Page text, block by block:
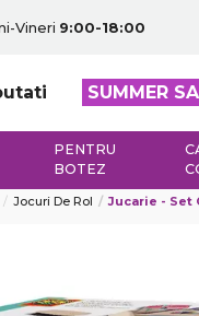
Vineri 9:00-18:00
SUMMER
PENTRU
BOTEZ
Jocuri De Rol Jucarie - Set